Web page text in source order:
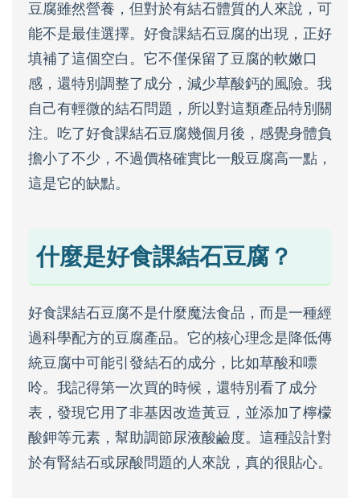
豆腐雖然營養，但對於有結石體質的人來說，可
能不是最佳選擇。好食課結石豆腐的出現，正好
填補了這個空白。它不僅保留了豆腐的軟嫩口
感，還特別調整了成分，減少草酸鈣的風險。我
自己有輕微的結石問題，所以對這類產品特別關
注。吃了好食課結石豆腐幾個月後，感覺身體負
擔小了不少，不過價格確實比一般豆腐高一點，
這是它的缺點。
什麼是好食課結石豆腐？
好食課結石豆腐不是什麼魔法食品，而是一種經
過科學配方的豆腐產品。它的核心理念是降低傳
統豆腐中可能引發結石的成分，比如草酸和嘌
呤。我記得第一次買的時候，還特別看了成分
表，發現它用了非基因改造黃豆，並添加了檸檬
酸鉀等元素，幫助調節尿液酸鹼度。這種設計對
於有腎結石或尿酸問題的人來說，真的很貼心。